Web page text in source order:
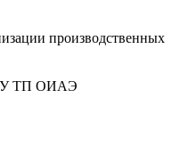
производственных
ТП ОИАЭ